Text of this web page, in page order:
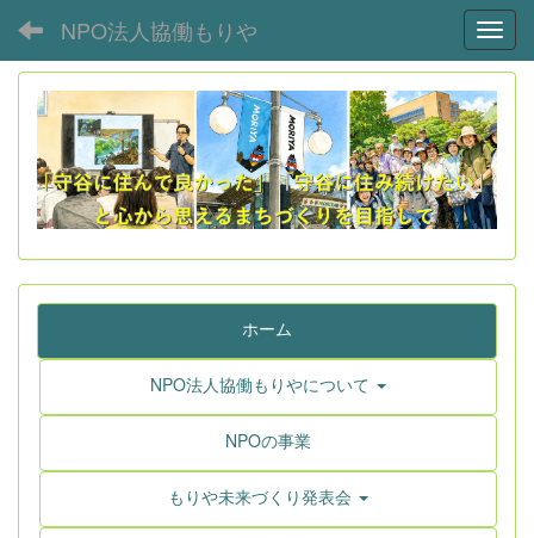
NPO法人協働もりや
ホーム
NPO法人協働もりやについて
NPOの事業
もりや未来づくり発表会